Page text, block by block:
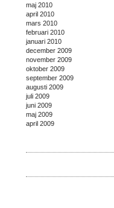
maj 2010
april 2010
mars 2010
februari 2010
januari 2010
december 2009
november 2009
oktober 2009
september 2009
augusti 2009
juli 2009
juni 2009
maj 2009
april 2009